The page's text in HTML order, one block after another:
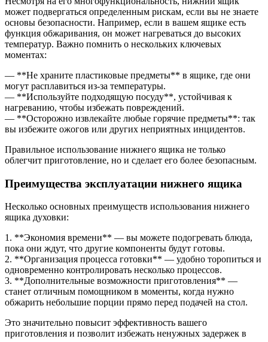
может подвергаться определенным рискам, если вы не знаете
основы безопасности. Например, если в вашем ящике есть
функция обжаривания, он может нагреваться до высоких
температур. Важно помнить о нескольких ключевых
моментах:
— **Не храните пластиковые предметы** в ящике, где они
могут расплавиться из-за температуры.
— **Используйте подходящую посуду**, устойчивая к
нагреванию, чтобы избежать повреждений.
— **Осторожно извлекайте любые горячие предметы**: так
вы избежите ожогов или других неприятных инцидентов.
Правильное использование нижнего ящика не только
облегчит приготовление, но и сделает его более безопасным.
Преимущества эксплуатации нижнего ящика
Несколько основных преимуществ использования нижнего
ящика духовки:
1. **Экономия времени** — вы можете подогревать блюда,
пока они ждут, что другие компоненты будут готовы.
2. **Организация процесса готовки** — удобно торопиться и
одновременно контролировать несколько процессов.
3. **Дополнительные возможности приготовления** —
станет отличным помощником в моменты, когда нужно
обжарить небольшие порции прямо перед подачей на стол.
Это значительно повысит эффективность вашего
приготовления и позволит избежать ненужных задержек в